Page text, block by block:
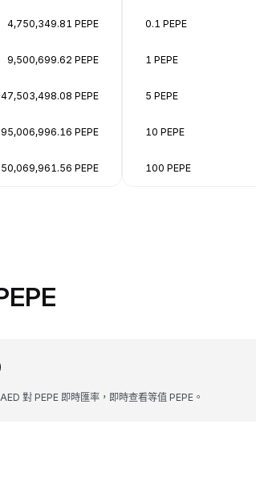
4,750,349.81 PEPE
9,500,699.62 PEPE
47,503,498.08 PEPE
95,006,996.16 PEPE
PEPE
0.1 PEPE
1 PEPE
5 PEPE
10 PEPE
100 PEPE
對 PEPE 即時匯率，即時查看等值 PEPE。